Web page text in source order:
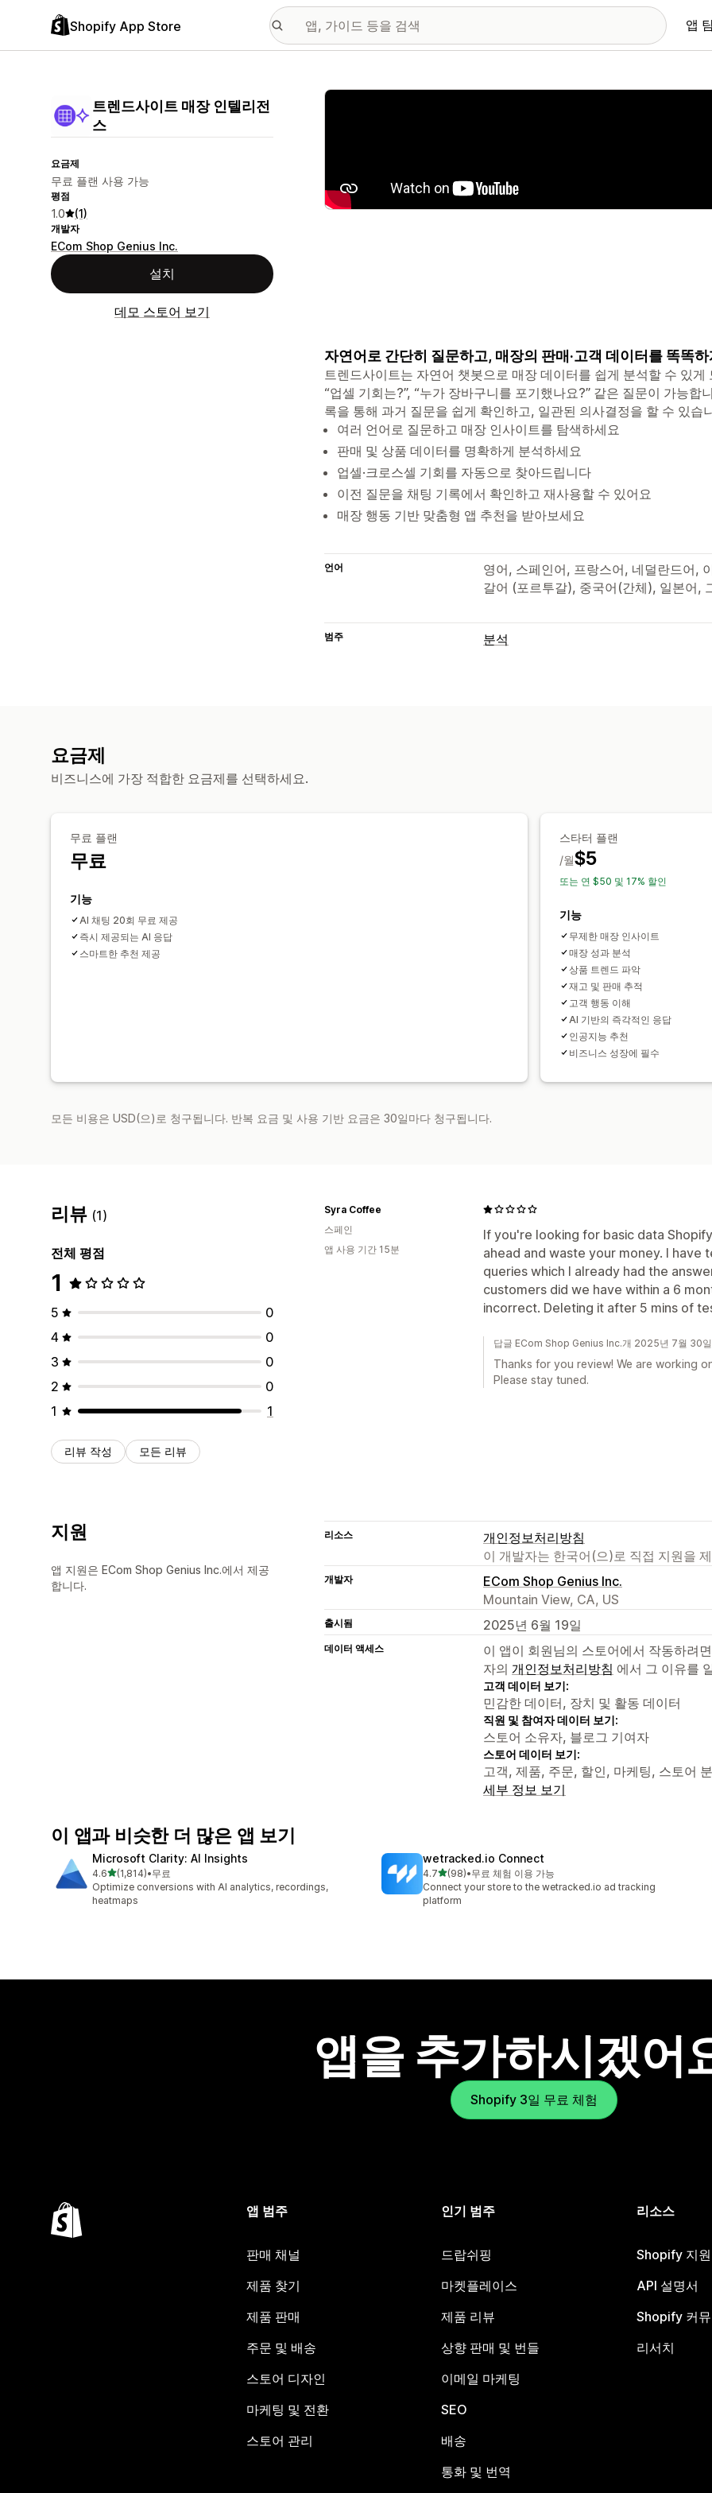
Shopify App Store 앱
트렌드사이트 매장 인텔리전
스
요금제
무료 플랜 사용 가능
평점
1.0 (1)
개발자
ECom Shop Genius Inc.
설치
데모 스토어 보기
추천 이미지 갤러리
자연어로 간단히 질문하고, 매장의 판매·고객 데이터를 똑똑
트렌드사이트는 자연어 챗봇으로 매장 데이터를 쉽게 분석할 수 있게
“업셀 기회는?”, “누가 장바구니를 포기했나요?” 같은 질문이 가능합
록을 통해 과거 질문을 쉽게 확인하고, 일관된 의사결정을 할 수 있습
여러 언어로 질문하고 매장 인사이트를 탐색하세요
판매 및 상품 데이터를 명확하게 분석하세요
업셀·크로스셀 기회를 자동으로 찾아드립니다
이전 질문을 채팅 기록에서 확인하고 재사용할 수 있어요
매장 행동 기반 맞춤형 앱 추천을 받아보세요
언어
영어, 스페인어, 프랑스어, 네덜란드어,
갈어 (포르투갈), 중국어(간체), 일본어,
범주 분석
요금제
비즈니스에 가장 적합한 요금제를 선택하세요.
무료 플랜
무료
기능
AI 채팅 20회 무료 제공
즉시 제공되는 AI 응답
스마트한 추천 제공
스타터 플랜
$5
/월
또는 연 $50 및 17% 할인
기능
무제한 매장 인사이트
매장 성과 분석
상품 트렌드 파악
재고 및 판매 추적
고객 행동 이해
AI 기반의 즉각적인 응답
인공지능 추천
비즈니스 성장에 필수
모든 비용은 USD(으)로 청구됩니다. 반복 요금 및 사용 기반 요금은 30일마다 청구됩니다.
리뷰 (1)
전체 평점
1
5
0
4
0
3
0
2
0
1
1
리뷰 작성 모든 리뷰
If you're looking for basic data
ahead and waste your money. I have
queries which I already had the
customers did we have within a 6
incorrect. Deleting it after 5 mins of
Syra Coffee
스페인
앱 사용 기간 15분
답글 ECom Shop Genius Inc.개 2025년 7월 30일
Thanks for you review! We are working
Please stay tuned.
지원
앱 지원은 ECom Shop Genius Inc.에서 제공
합니다.
리소스
개인정보처리방침
이 개발자는 한국어(으)로 직접 지원을
개발자
ECom Shop Genius Inc.
Mountain View, CA, US
출시됨 2025년 6월 19일
데이터 액세스
이 앱이 회원님의 스토어에서 작동하려
자의 개인정보처리방침 에서 그 이유를
고객 데이터 보기:
민감한 데이터, 장치 및 활동 데이터
직원 및 참여자 데이터 보기:
스토어 소유자, 블로그 기여자
스토어 데이터 보기:
고객, 제품, 주문, 할인, 마케팅, 스토어
세부 정보 보기
이 앱과 비슷한 더 많은 앱 보기
Microsoft Clarity: AI Insights
4.6별 5개 중
(1,814)
총 리뷰 1814개
•무료
Optimize conversions with AI analytics, recordings,
heatmaps
wetracked.io Connect
4.7별 5개 중
(98)
총 리뷰 98개
•무료 체험 이용 가능
Connect your store to the wetracked.io ad tracking
platform
앱을 추가하시겠어
Shopify 3일 무료 체험
앱 범주
판매 채널
제품 찾기
제품 판매
주문 및 배송
스토어 디자인
마케팅 및 전환
스토어 관리
인기 범주
드랍쉬핑
마켓플레이스
제품 리뷰
상향 판매 및 번들
이메일 마케팅
SEO
배송
통화 및 번역
리소스
Shopify 지원
API 설명서
Shopify 커
리서치